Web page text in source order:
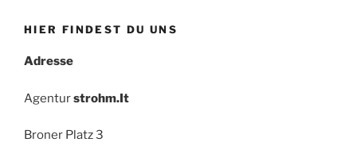
HIER FINDEST DU UNS
Adresse
Agenturstrohm.It
Broner Platz 3